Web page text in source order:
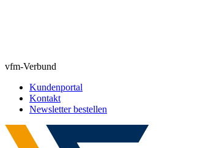
vfm-Verbund
Kundenportal
Kontakt
Newsletter bestellen